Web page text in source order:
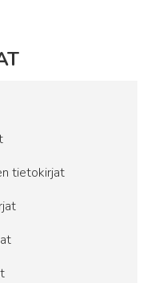
tietokirjat